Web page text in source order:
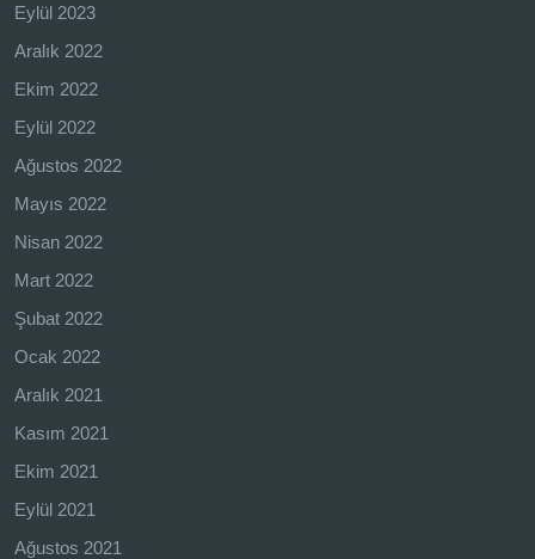
Eylül 2023
Aralık 2022
Ekim 2022
Eylül 2022
Ağustos 2022
Mayıs 2022
Nisan 2022
Mart 2022
Şubat 2022
Ocak 2022
Aralık 2021
Kasım 2021
Ekim 2021
Eylül 2021
Ağustos 2021